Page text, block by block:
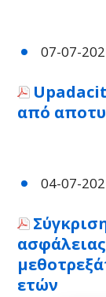
07-07-
από
04-07-
ετών